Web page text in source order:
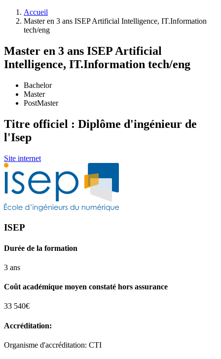
Accueil
Master en 3 ans ISEP Artificial Intelligence, IT.Information
tech/eng
Master en 3 ans ISEP Artificial
Intelligence, IT.Information tech/eng
Bachelor
Master
PostMaster
Titre officiel : Diplôme d'ingénieur de
l'Isep
Site internet
ISEP
Durée de la formation
3 ans
Coût académique moyen constaté hors assurance
33 540€
Accréditation:
Organisme d'accréditation: CTI